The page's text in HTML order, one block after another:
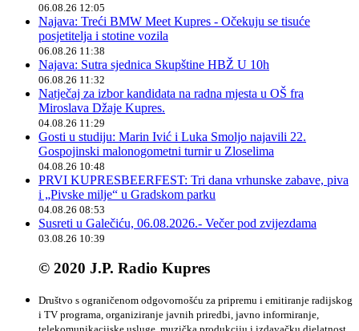
06.08.26 12:05
Najava: Treći BMW Meet Kupres - Očekuju se tisuće
posjetitelja i stotine vozila
06.08.26 11:38
Najava: Sutra sjednica Skupštine HBŽ U 10h
06.08.26 11:32
Natječaj za izbor kandidata na radna mjesta u OŠ fra
Miroslava Džaje Kupres.
04.08.26 11:29
Gosti u studiju: Marin Ivić i Luka Smoljo najavili 22.
Gospojinski malonogometni turnir u Zloselima
04.08.26 10:48
PRVI KUPRESBEERFEST: Tri dana vrhunske zabave, piva
i „Pivske milje“ u Gradskom parku
04.08.26 08:53
Susreti u Galečiću, 06.08.2026.- Večer pod zvijezdama
03.08.26 10:39
© 2020 J.P. Radio Kupres
Društvo s ograničenom odgovornošću za pripremu i emitiranje radijskog
i TV programa, organiziranje javnih priredbi, javno informiranje,